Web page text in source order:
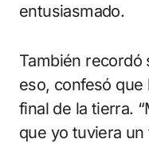
entusiasmado.
También recordó
eso, confesó
final de la tierra.
que yo tuviera